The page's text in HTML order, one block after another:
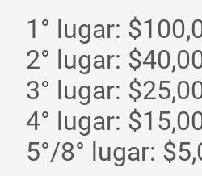
1° lugar:
2° lugar:
3° lugar:
4° lugar:
5°/8° lugar: